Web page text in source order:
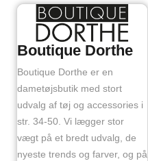
Boutique Dorthe
Boutique Dorthe er en
dametøjsbutik med stort
udvalg af tøj og accessories i
str. 34-50. Vi lægger stor
vægt på et bredt udvalg, de
nyeste trends og farver, og på